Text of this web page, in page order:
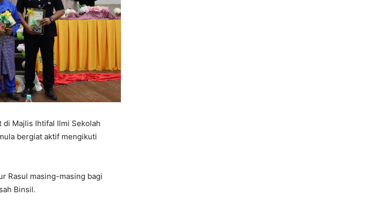
Majlis Ihtifal Ilmi Sekolah
bergiat aktif mengikuti
Rasul masing-masing bagi
Binsil.